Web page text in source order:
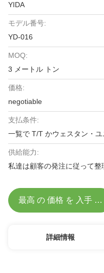
YIDA
モデル番号:
YD-016
MOQ:
3 メートル トン
価格:
negotiable
支払条件:
一覧で T/T かウェスタン・
供給能力:
私達は顧客の発注に従って整
最高 の 価格 を 入手 す
詳細情報